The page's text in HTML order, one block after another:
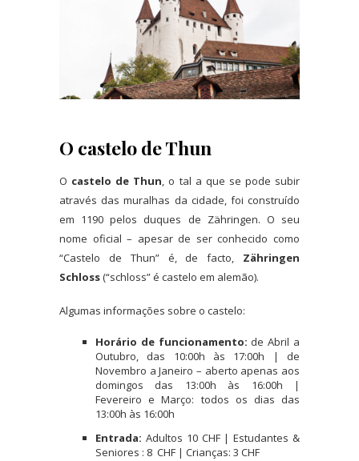
O castelo de Thun
O castelo de Thun, o tal a que se pode subir
através das muralhas da cidade, foi construído
em 1190 pelos duques de Zähringen. O seu
nome oficial – apesar de ser conhecido como
“Castelo de Thun” é, de facto, Zähringen
Schloss(“schloss” é castelo em alemão).
Algumas informações sobre o castelo:
Horário de funcionamento: de Abril a
Outubro, das 10:00h às 17:00h | de
Novembro a Janeiro – aberto apenas aos
domingos das 13:00h às 16:00h |
Fevereiro e Março: todos os dias das
13:00h às 16:00h
Entrada: Adultos 10 CHF | Estudantes &
Seniores : 8 CHF | Crianças: 3 CHF